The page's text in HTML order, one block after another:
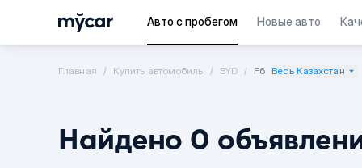
Авто с пробегом Новые авто
Главная Купить автомобиль BYD F6 Весь Казахстан
Найдено 0